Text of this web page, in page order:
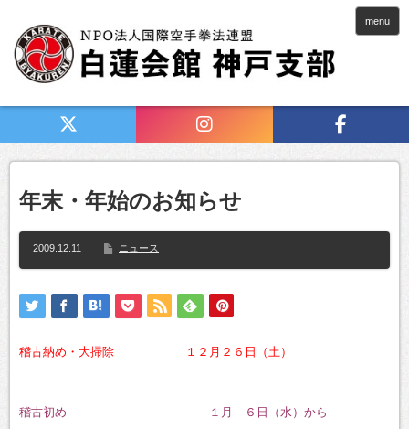
menu
年末・年始のお知らせ
2009.12.11 ニュース
稽古納め・大掃除 １２月２６日（土）
稽古初め １月 ６日（水）から